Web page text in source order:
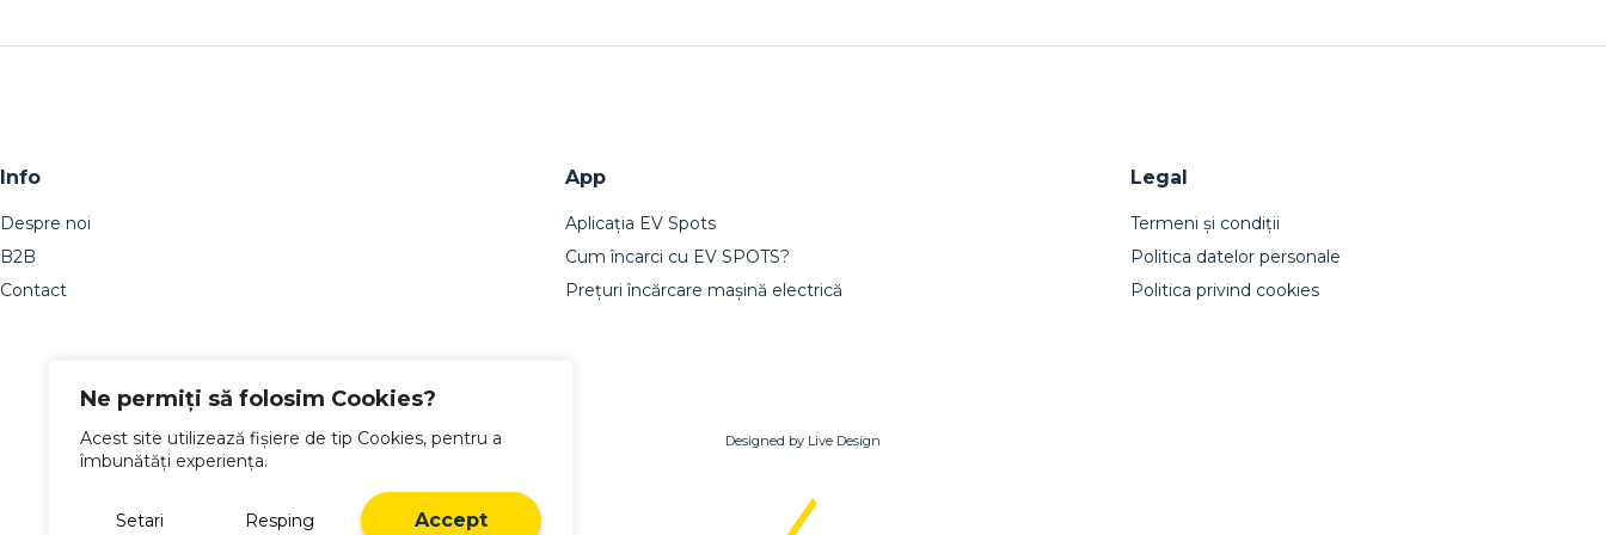
Ne permiți să folosim Cookies?
Acest site utilizează fișiere de tip Cookies, pentru a
îmbunătăți experiența.
Setari Resping Accept
Info
Despre noi
B2B
Contact
App
Aplicația EV Spots
Cum încarci cu EV SPOTS?
Prețuri încărcare mașină electrică
Legal
Termeni și condiții
Politica datelor personale
Politica privind cookies
Designed by Live Design